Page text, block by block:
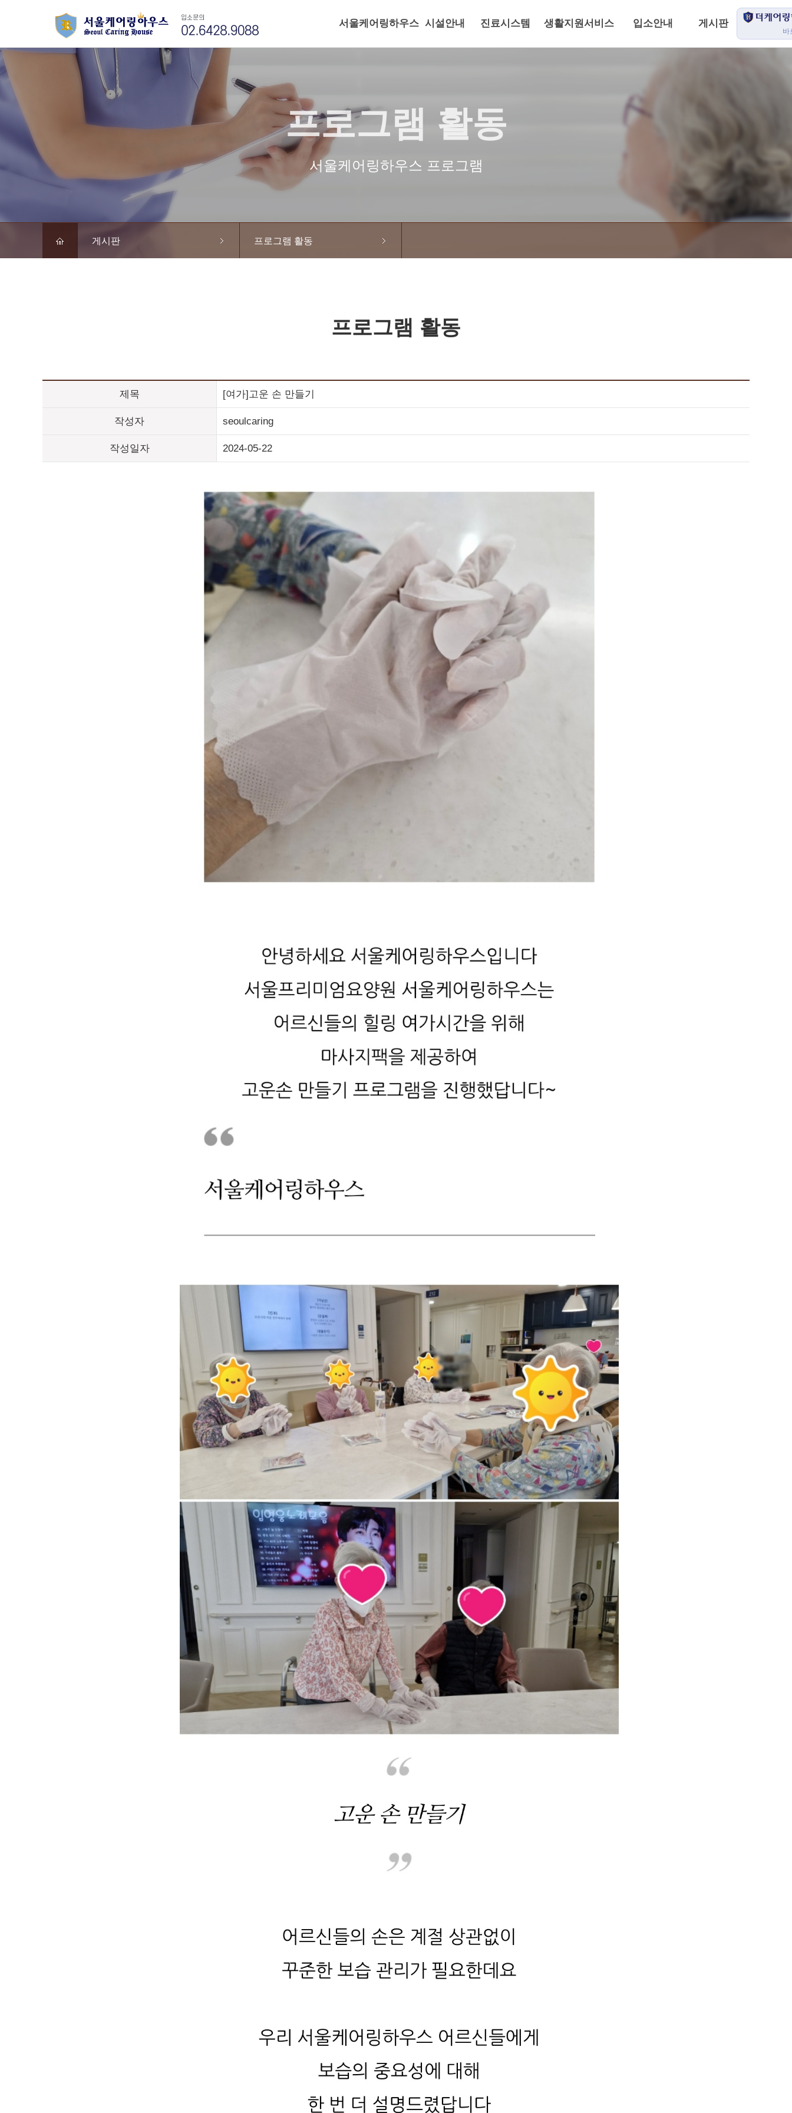
서울케어링하우스 시설안내 진료시스템 생활지원서비스 입소안내 게시판
바
프로그램 활동
서울케어링하우스 프로그램
게시판 프로그램 활동
프로그램 활동
제목 [여가]고운 손 만들기
작성자 seoulcaring
작성일자 2024-05-22